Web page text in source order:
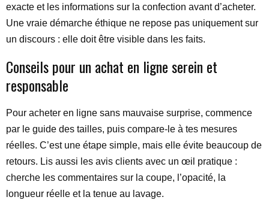
exacte et les informations sur la confection avant d’acheter.
Une vraie démarche éthique ne repose pas uniquement sur
un discours : elle doit être visible dans les faits.
Conseils pour un achat en ligne serein et
responsable
Pour acheter en ligne sans mauvaise surprise, commence
par le guide des tailles, puis compare-le à tes mesures
réelles. C’est une étape simple, mais elle évite beaucoup de
retours. Lis aussi les avis clients avec un œil pratique :
cherche les commentaires sur la coupe, l’opacité, la
longueur réelle et la tenue au lavage.